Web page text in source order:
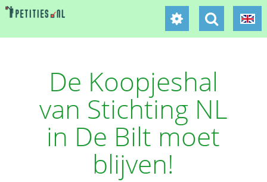
De Koopjeshal
van Stichting NL
in De Bilt moet
blijven!